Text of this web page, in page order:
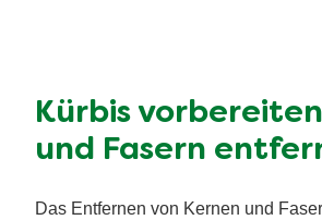
Kürbis
und Fasern
Das Entfernen von Kernen und